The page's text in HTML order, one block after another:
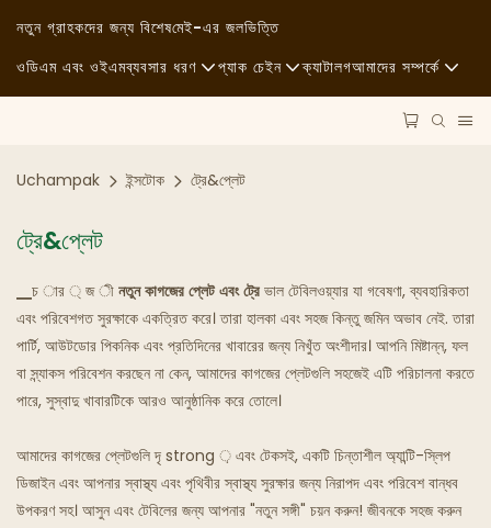
নতুন গ্রাহকদের জন্য বিশেষমেই-এর জলভিত্তি
ওডিএম এবং ওইএমব্যবসার ধরণ
নৈমিত্তিক
ফাইন ডাইনিং
ক্যাফে এবং কফি শপ
বুফে
ফুড ট্রাক
গ্রিজি চামচ
প্যাক চেইন
পরিবহন
প্রযুক্তি
ক্যাটালগআমাদের সম্পর্কে
ব্লগ
Uchampak ইন্সটোক ট্রে&প্লেট
ট্রে&প্লেট
▁চ ার ্ জ ী নতুন কাগজের প্লেট এবং ট্রে ভাল টেবিলওয়্যার যা গবেষণা, ব্যবহারিকতা
এবং পরিবেশগত সুরক্ষাকে একত্রিত করে। তারা হালকা এবং সহজ কিন্তু জমিন অভাব নেই. তারা
পার্টি, আউটডোর পিকনিক এবং প্রতিদিনের খাবারের জন্য নিখুঁত অংশীদার। আপনি মিষ্টান্ন, ফল
বা স্ন্যাকস পরিবেশন করছেন না কেন, আমাদের কাগজের প্লেটগুলি সহজেই এটি পরিচালনা করতে
পারে, সুস্বাদু খাবারটিকে আরও আনুষ্ঠানিক করে তোলে।
আমাদের কাগজের প্লেটগুলি দৃ strong ় এবং টেকসই, একটি চিন্তাশীল অ্যান্টি-স্লিপ
ডিজাইন এবং আপনার স্বাস্থ্য এবং পৃথিবীর স্বাস্থ্য সুরক্ষার জন্য নিরাপদ এবং পরিবেশ বান্ধব
উপকরণ সহ। আসুন এবং টেবিলের জন্য আপনার "নতুন সঙ্গী" চয়ন করুন! জীবনকে সহজ করুন